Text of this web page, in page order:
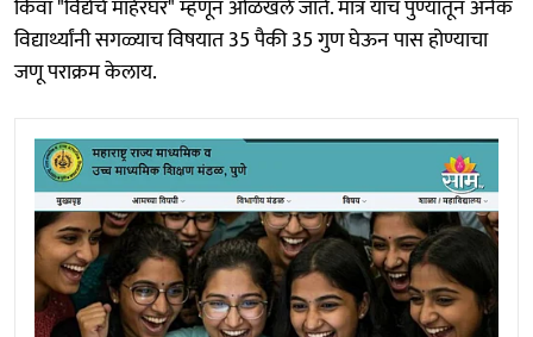
किंवा "विद्येचे माहेरघर" म्हणून ओळखले जाते. मात्र याचं पुण्यातून अनेक
विद्यार्थ्यांनी सगळ्याच विषयात 35 पैकी 35 गुण घेऊन पास होण्याचा
जणू पराक्रम केलाय.